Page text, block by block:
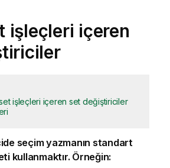
işleçleri içeren
işleçleri içeren set değiştiriciler
seçim yazmanın standart
kullanmaktır. Örneğin: